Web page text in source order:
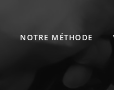
NOTRE MÉTHODE